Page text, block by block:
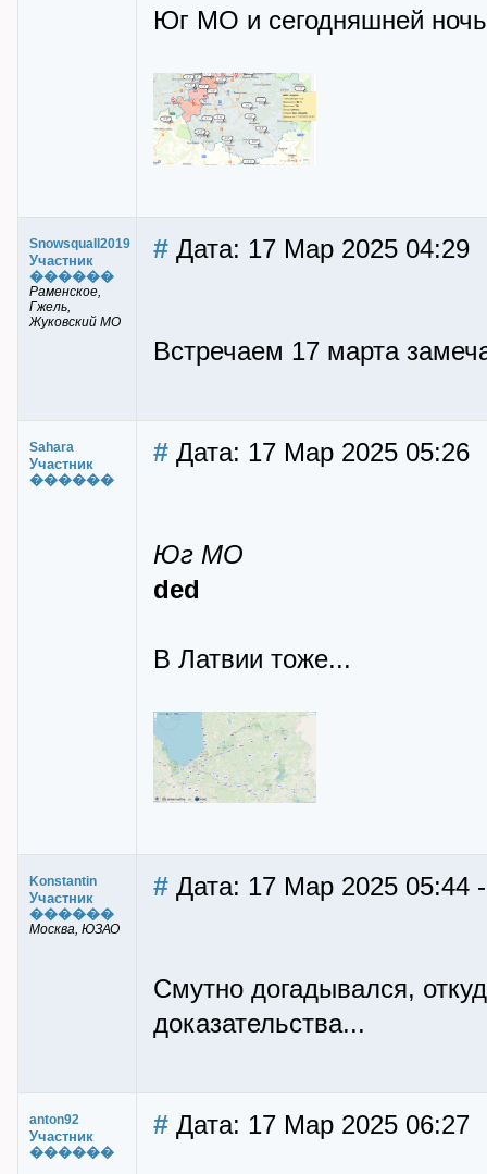
Юг МО и сегодняшней
Snowsquall2019
Участник
������
Раменское,
Гжель,
Жуковский МО
# Дата: 17 Мар 2025 04:29
Встречаем 17 марта
Sahara
Участник
������
# Дата: 17 Мар 2025 05:26
Юг МО
ded
В Латвии тоже...
Konstantin
Участник
������
Москва, ЮЗАО
# Дата: 17 Мар 2025 05:44
Смутно догадывался,
доказательства...
anton92
Участник
������
# Дата: 17 Мар 2025 06:27